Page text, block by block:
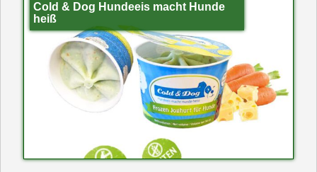
Cold & Dog Hundeeis macht Hunde
heiß